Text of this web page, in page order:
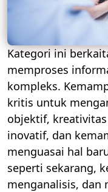
Kategori ini
memproses
kompleks.
kritis untuk
objektif,
inovatif, dan
menguasai hal
seperti sekarang,
menganalisis, dan